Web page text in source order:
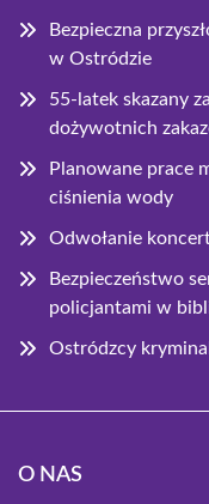
Bezpieczna
w Ostródzie
55-latek skazany
dożywotnich
Planowane prace
ciśnienia wody
Odwołanie
Bezpieczeństwo
policjantami w
Ostródzcy
O NAS